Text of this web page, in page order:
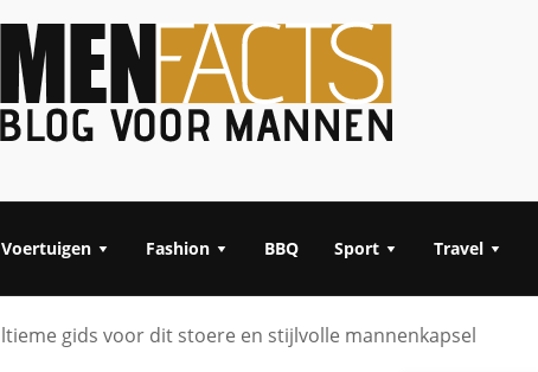
Voertuigen Fashion BBQ Sport Travel
gids voor dit stoere en stijlvolle mannenkapsel